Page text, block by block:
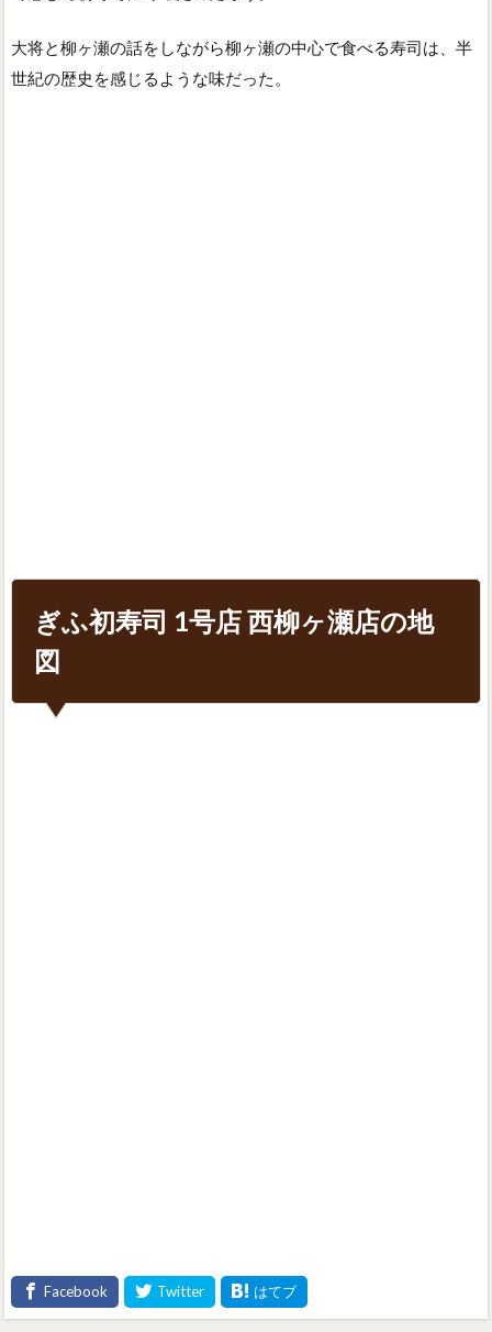
大将と柳ヶ瀬の話をしながら柳ヶ瀬の中心で食べる寿司は、半
世紀の歴史を感じるような味だった。
ぎふ初寿司 1号店 西柳ヶ瀬店の地
図